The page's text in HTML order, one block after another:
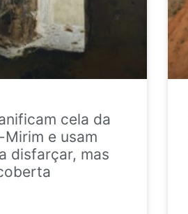
cela da
e usam
disfarçar, mas